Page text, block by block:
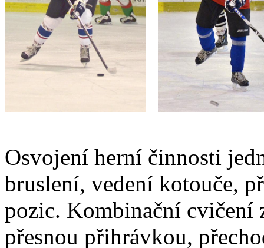
Osvojení herní činnosti
bruslení, vedení kotouče,
pozic. Kombinační cvičení
přesnou přihrávkou,